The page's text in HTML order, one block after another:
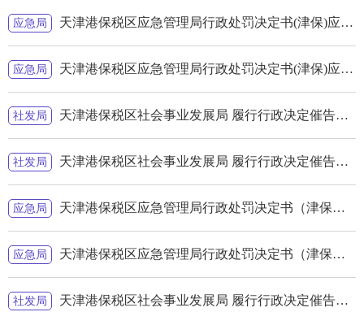
应急局 天津港保税区应急管理局行政处罚决定书(津保)应急罚[2024]k-51号
应急局 天津港保税区应急管理局行政处罚决定书(津保)应急罚[2024]k-50号
社发局 天津港保税区社会事业发展局 履行行政决定催告书津保社发综执催告字〔2024〕第012号公告送达
社发局 天津港保税区社会事业发展局 履行行政决定催告书津保社发综执催告字〔2024〕第011号公告送达
应急局 天津港保税区应急管理局行政处罚决定书（津保）应急罚[2024]w-49号
应急局 天津港保税区应急管理局行政处罚决定书（津保）应急罚[2024]w-48号
社发局 天津港保税区社会事业发展局 履行行政决定催告书津保社发综执催告字〔2024〕第008号公告送达